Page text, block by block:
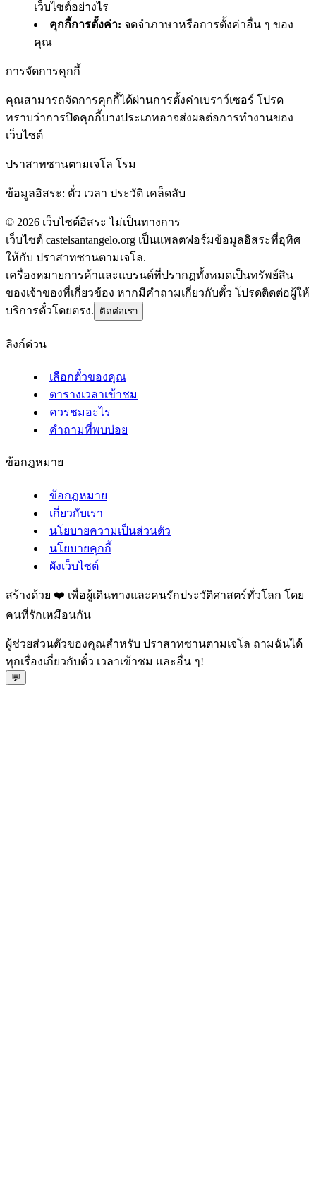
เว็บไซต์อย่างไร
คุกกี้การตั้งค่า: จดจำภาษาหรือการตั้งค่าอื่น ๆ ของ
คุณ
การจัดการคุกกี้
คุณสามารถจัดการคุกกี้ได้ผ่านการตั้งค่าเบราว์เซอร์ โปรด
ทราบว่าการปิดคุกกี้บางประเภทอาจส่งผลต่อการทำงานของ
เว็บไซต์
ปราสาทซานตามเจโล โรม
ข้อมูลอิสระ: ตั๋ว เวลา ประวัติ เคล็ดลับ
© 2026 เว็บไซต์อิสระ ไม่เป็นทางการ
เว็บไซต์ castelsantangelo.org เป็นแพลตฟอร์มข้อมูลอิสระที่อุทิศ
ให้กับ ปราสาทซานตามเจโล.
เครื่องหมายการค้าและแบรนด์ที่ปรากฏทั้งหมดเป็นทรัพย์สิน
ของเจ้าของที่เกี่ยวข้อง หากมีคำถามเกี่ยวกับตั๋ว โปรดติดต่อผู้ให้
บริการตั๋วโดยตรง.
ติดต่อเรา
ลิงก์ด่วน
เลือกตั๋วของคุณ
ตารางเวลาเข้าชม
ควรชมอะไร
คำถามที่พบบ่อย
ข้อกฎหมาย
ข้อกฎหมาย
เกี่ยวกับเรา
นโยบายความเป็นส่วนตัว
นโยบายคุกกี้
ผังเว็บไซต์
สร้างด้วย ❤️ เพื่อผู้เดินทางและคนรักประวัติศาสตร์ทั่วโลก โดย
คนที่รักเหมือนกัน
ผู้ช่วยส่วนตัวของคุณสำหรับ ปราสาทซานตามเจโล ถามฉันได้
ทุกเรื่องเกี่ยวกับตั๋ว เวลาเข้าชม และอื่น ๆ!
💬